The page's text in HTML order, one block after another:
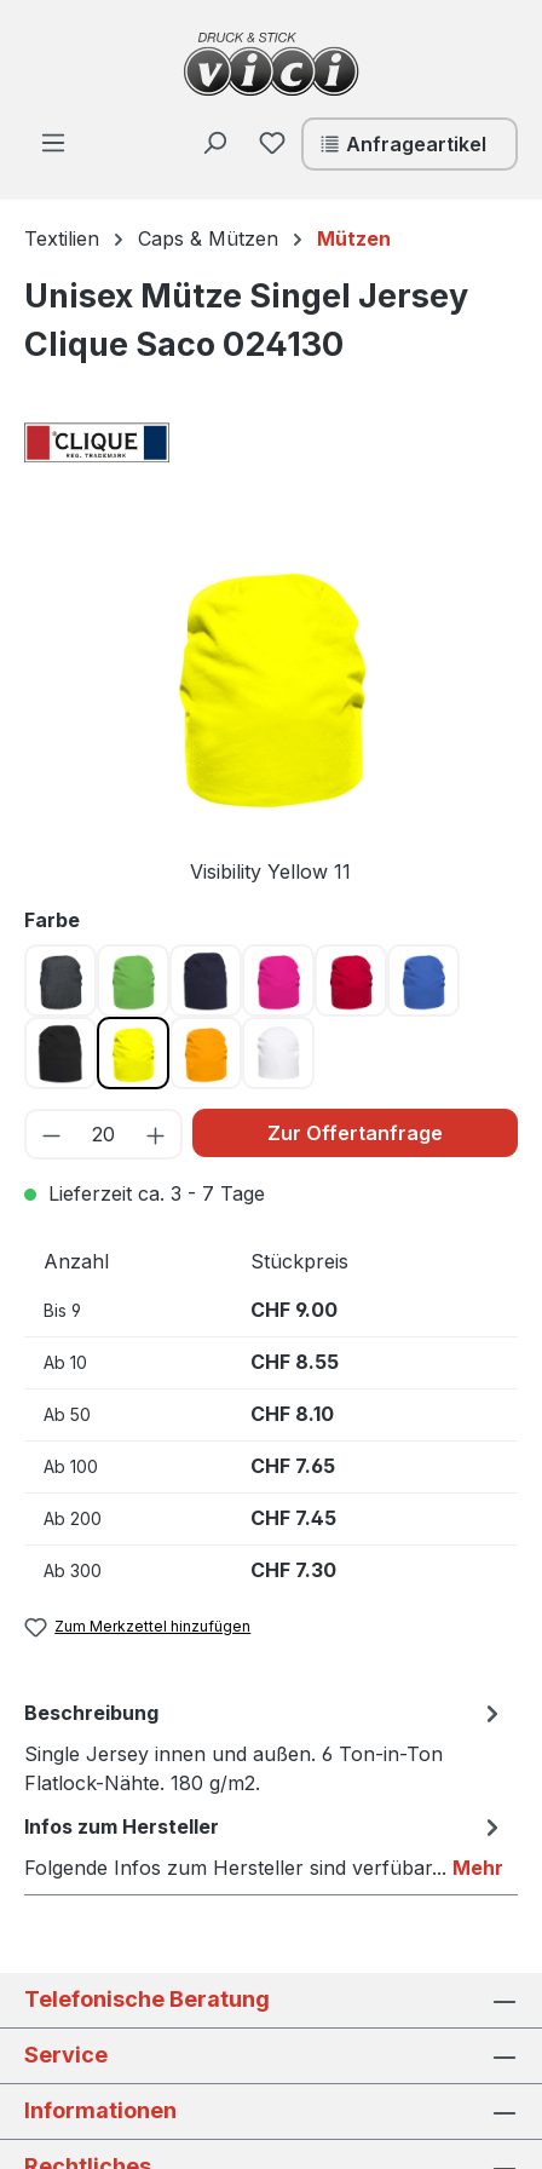
Zum Hauptinhalt springen
Du hast 0 Produkte auf
Anfrageartikel
Textilien Caps & Mützen Mützen
Unisex Mütze Singel Jersey
Clique Saco 024130
Visibility Yellow 11
Farbeauswählen
Antrazit grau 955
Apfelgrün 605Dunkel Marine 580
Kirsche 300Red 35 Royal blue
Schwarz 99Visibility Yellow 11Visibility orange 170
Zur Offertanfrage
Lieferzeit ca. 3 - 7 Tage
Anzahl Stückpreis
Bis 9 CHF 9.00
Ab 10 CHF 8.55
Ab 50 CHF 8.10
Ab 100 CHF 7.65
Ab 200 CHF 7.45
Ab 300 CHF 7.30
Zum Merkzettel hinzufügen
Beschreibung
Single Jersey innen und außen. 6 Ton-in-Ton
Flatlock-Nähte. 180 g/m2.
Infos zum Hersteller
Folgende Infos zum Hersteller sind verfübar... Mehr
Telefonische Beratung
Service
Informationen